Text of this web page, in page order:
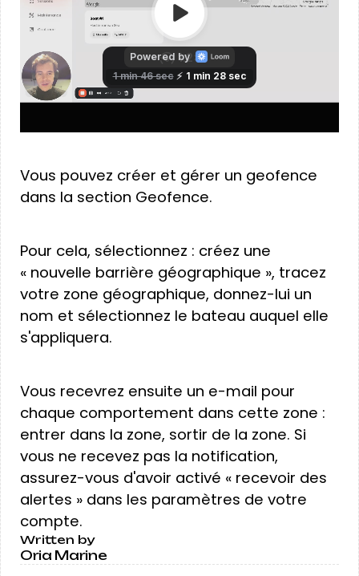
Vous pouvez créer et gérer un geofence
dans la section Geofence.
Pour cela, sélectionnez : créez une
« nouvelle barrière géographique », tracez
votre zone géographique, donnez-lui un
nom et sélectionnez le bateau auquel elle
s'appliquera.
Vous recevrez ensuite un e-mail pour
chaque comportement dans cette zone :
entrer dans la zone, sortir de la zone. Si
vous ne recevez pas la notification,
assurez-vous d'avoir activé « recevoir des
alertes » dans les paramètres de votre
compte.
Written by
Oria Marine